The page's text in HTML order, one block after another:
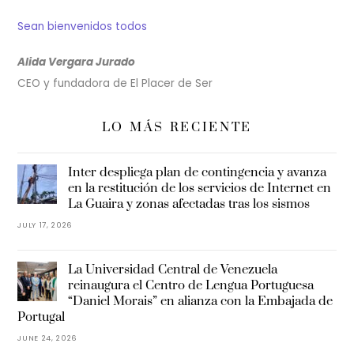
Sean bienvenidos todos
Alida Vergara Jurado
CEO y fundadora de El Placer de Ser
LO MÁS RECIENTE
Inter despliega plan de contingencia y avanza
en la restitución de los servicios de Internet en
La Guaira y zonas afectadas tras los sismos
JULY 17, 2026
La Universidad Central de Venezuela
reinaugura el Centro de Lengua Portuguesa
“Daniel Morais” en alianza con la Embajada de
Portugal
JUNE 24, 2026